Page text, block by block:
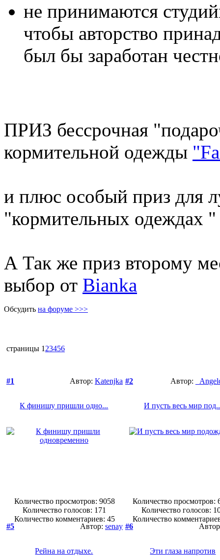
не принимаются
чтобы авторство
был бы заработан
ПРИЗ бессрочная
кормительной одежды
и плюс особый приз для
"кормительных одеждах "
А Так же приз второму
выбор от Bianka
Обсудить на форуме >>>
страницы 1 23456
#1 Автор: Katenjka
К финишу пришли одно...
Количество просмотров: 9058
Количество голосов: 171
Количество комментариев: 45
#2 Автор:
И пусть весь мир
Количество просмотров:
Количество голосов:
Количество
#5
Автор: senay
Рейна на отдыхе.
#6
Эти глаза напротив